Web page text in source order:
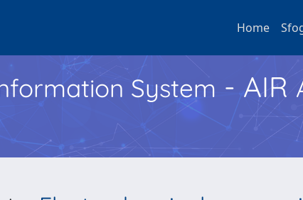
Home
System - AIR